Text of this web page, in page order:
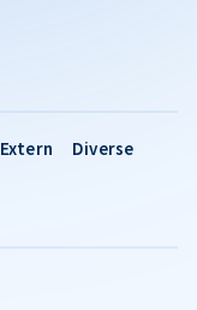
Extern Diverse